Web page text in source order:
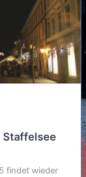
Staffelsee
findet wieder